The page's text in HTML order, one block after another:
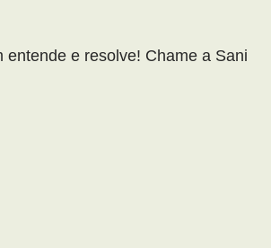
e resolve! Chame a Sani